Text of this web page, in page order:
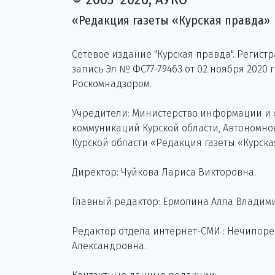
«Редакция газеты «Курская правда»
Сетевое издание "Курская правда".
запись Эл № ФС77-79463 от 02 ноября 2020
Роскомнадзором.
Учредители: Министерство информации и
коммуникаций Курской области,
Курской области «Редакция газеты
Директор: Чуйкова Лариса Викторовна.
Главный редактор: Ермолина Алла
Редактор отдела интернет-СМИ :
Александровна.